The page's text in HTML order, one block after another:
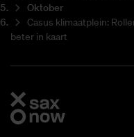
Oktober
Casus klimaatplein:
beter in kaart